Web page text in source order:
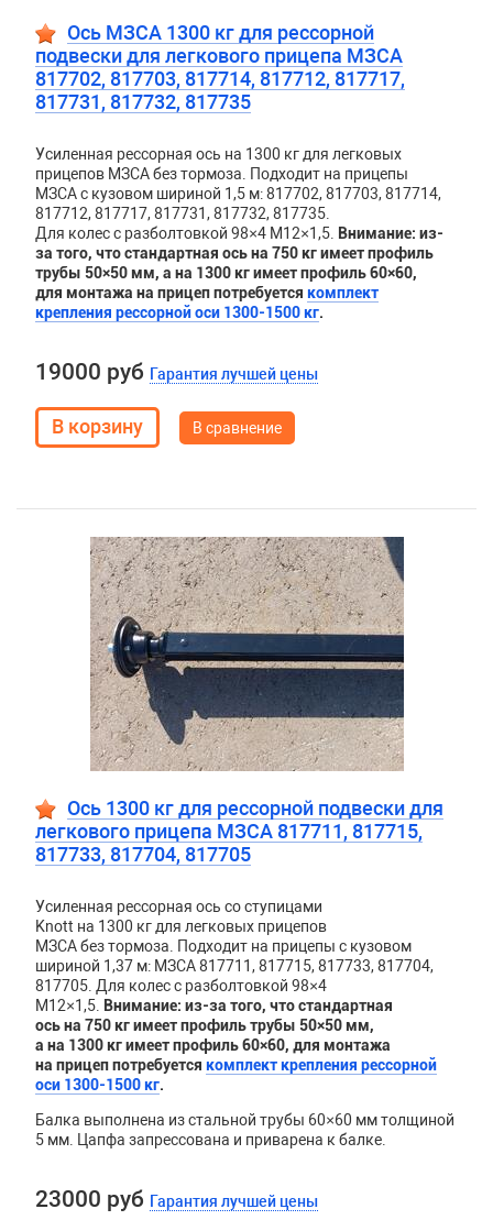
Ось МЗСА 1300 кг для рессорной
подвески для легкового прицепа МЗСА
817702, 817703, 817714, 817712, 817717,
817731, 817732, 817735
Усиленная рессорная ось на 1300 кг для легковых
прицепов МЗСА без тормоза. Подходит на прицепы
МЗСА с кузовом шириной 1,5 м: 817702, 817703, 817714,
817712, 817717, 817731, 817732, 817735.
Для колес с разболтовкой 98×4 М12×1,5.
Внимание: из-
за того, что стандартная ось на 750 кг имеет профиль
трубы 50×50 мм, а на 1300 кг имеет профиль 60×60,
для монтажа на прицеп потребуется комплект
крепления рессорной оси 1300-1500 кг.
19000 руб Гарантия лучшей цены
В сравнение
Ось 1300 кг для рессорной подвески для
легкового прицепа МЗСА 817711, 817715,
817733, 817704, 817705
Усиленная рессорная ось со ступицами
Knott на 1300 кг для легковых прицепов
МЗСА без тормоза. Подходит на прицепы с кузовом
шириной 1,37 м: МЗСА 817711, 817715, 817733, 817704,
817705. Для колес с разболтовкой 98×4
М12×1,5.
Внимание: из-за того, что стандартная
ось на 750 кг имеет профиль трубы 50×50 мм,
а на 1300 кг имеет профиль 60×60, для монтажа
на прицеп потребуется комплект крепления рессорной
оси 1300-1500 кг.
Балка выполнена из стальной трубы 60×60 мм толщиной
5 мм. Цапфа запрессована и приварена к балке.
23000 руб Гарантия лучшей цены